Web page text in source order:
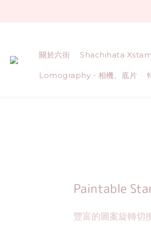
關於六街 Shachihata
Lomography - 相機、底片
Paintable
豐富的圖案旋轉切